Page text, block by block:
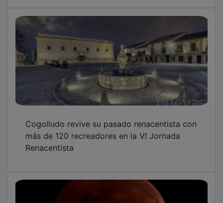
Cogolludo programa para hoy una
observación astronómica en su castillo árabe